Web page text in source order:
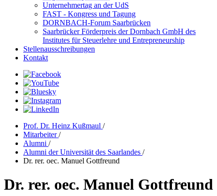
Unternehmertag an der UdS
FAST - Kongress und Tagung
DORNBACH-Forum Saarbrücken
Saarbrücker Förderpreis der Dornbach GmbH des
Institutes für Steuerlehre und Entrepreneurship
Stellenausschreibungen
Kontakt
Prof. Dr. Heinz Kußmaul /
Mitarbeiter/
Alumni /
Alumni der Universität des Saarlandes /
Dr. rer. oec. Manuel Gottfreund
Dr. rer. oec. Manuel Gottfreund